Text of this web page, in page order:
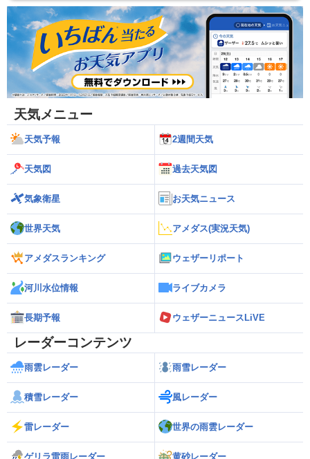
天気メニュー
天気予報 2週間天気
天気図 過去天気図
気象衛星 お天気ニュース
世界天気 アメダス(実況天気)
アメダスランキング ウェザーリポート
河川水位情報 ライブカメラ
長期予報 ウェザーニュースLiVE
レーダーコンテンツ
雨雲レーダー 雨雪レーダー
積雪レーダー 風レーダー
雷レーダー 世界の雨雲レーダー
ゲリラ雷雨レーダー 黄砂レーダー